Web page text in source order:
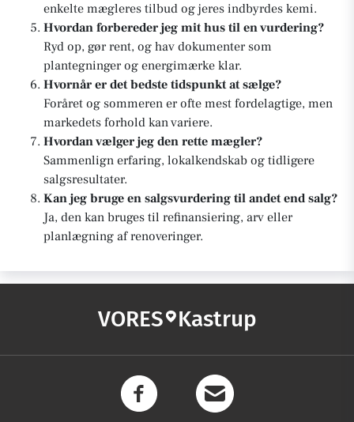
enkelte mægleres tilbud og jeres indbyrdes kemi.
Hvordan forbereder jeg mit hus til en vurdering?
Ryd op, gør rent, og hav dokumenter som
plantegninger og energimærke klar.
Hvornår er det bedste tidspunkt at sælge?
Foråret og sommeren er ofte mest fordelagtige, men
markedets forhold kan variere.
Hvordan vælger jeg den rette mægler?
Sammenlign erfaring, lokalkendskab og tidligere
salgsresultater.
Kan jeg bruge en salgsvurdering til andet end salg?
Ja, den kan bruges til refinansiering, arv eller
planlægning af renoveringer.
VORES Kastrup